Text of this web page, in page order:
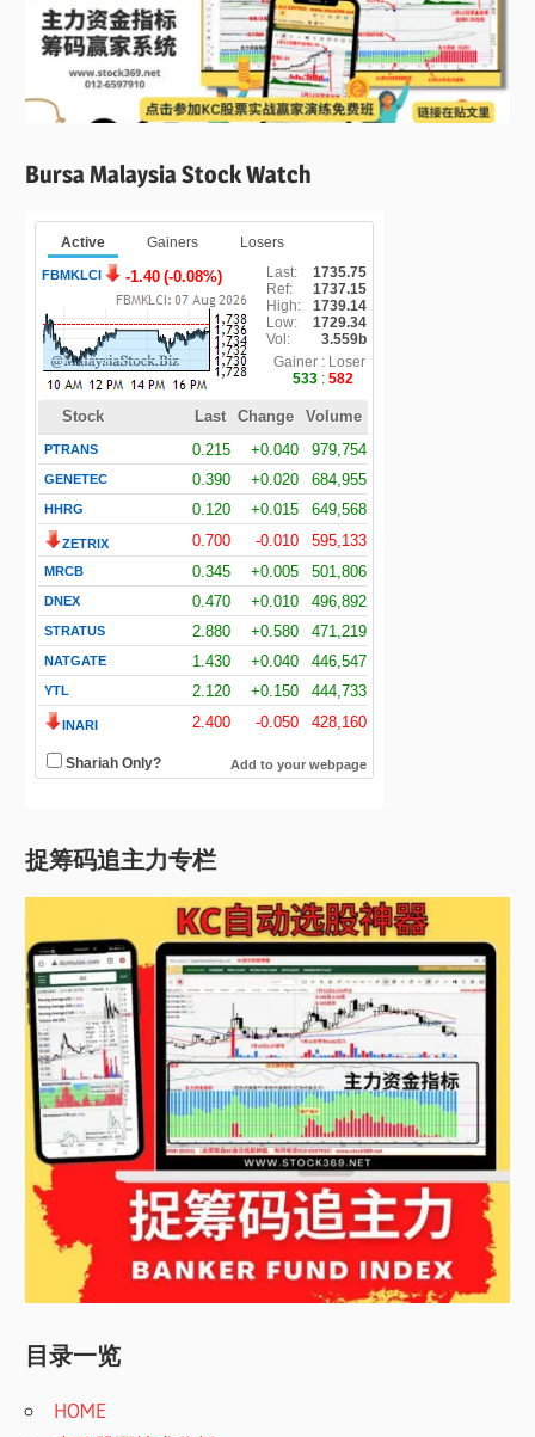
Bursa Malaysia Stock Watch
捉筹码追主力专栏
目录一览
HOME